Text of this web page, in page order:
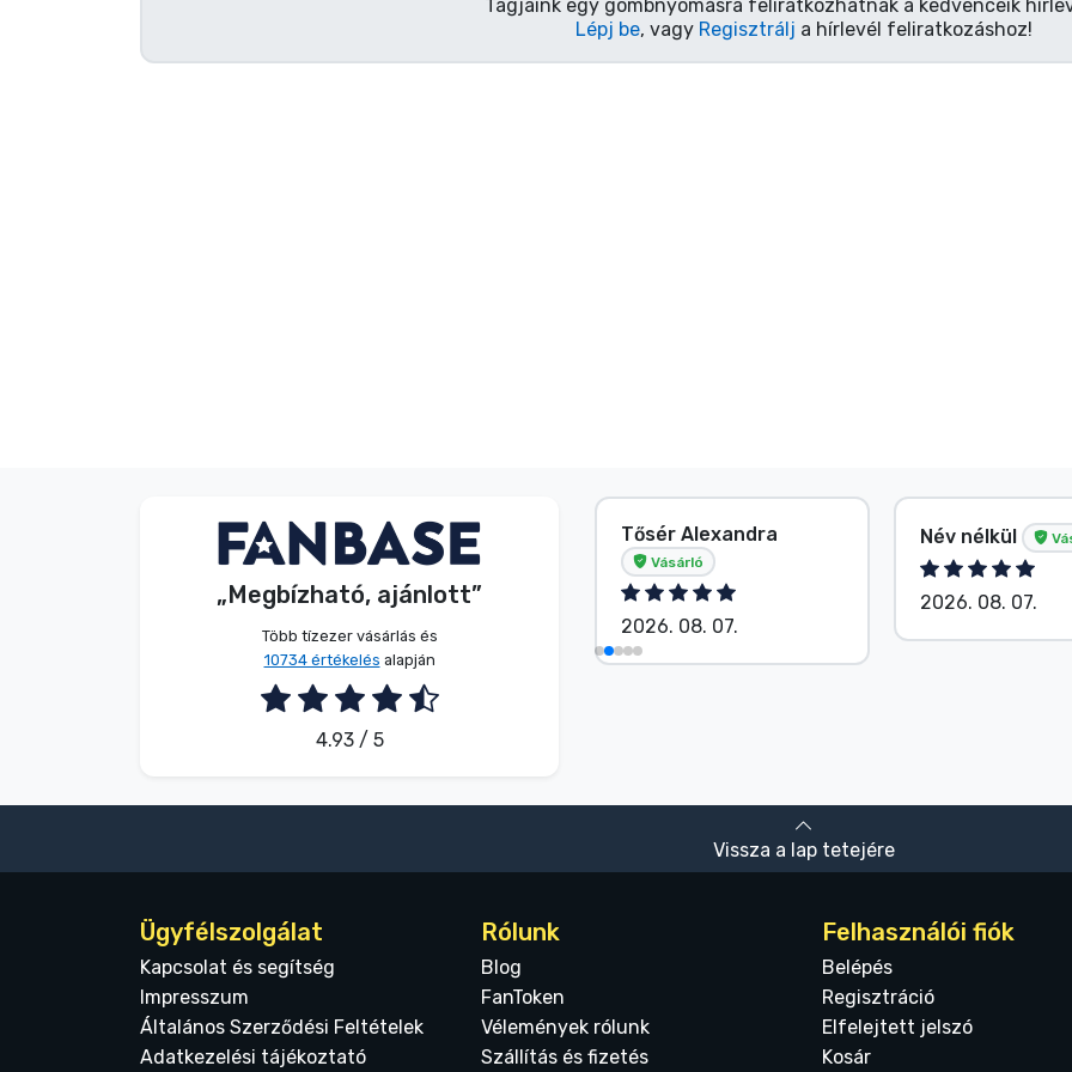
Tagjaink egy gombnyomásra feliratkozhatnak a kedvenceik
Lépj be, vagy Regisztrálj a hírlevél feliratkozáshoz!
„Megbízható, ajánlott”
Több tízezer vásárlás és
10734 értékelés alapján
4.93 / 5
S. Kevin Vásárló
2026. 08. 07.
Tősér Alexandra
Vásárló
2026. 08. 07.
Név nélkül
2026. 08. 07.
Vissza a lap tetejére
Ügyfélszolgálat
Kapcsolat és segítség
Impresszum
Általános Szerződési Feltételek
Adatkezelési tájékoztató
Rólunk
Blog
FanToken
Vélemények rólunk
Szállítás és fizetés
Felhasználói fiók
Belépés
Regisztráció
Elfelejtett jelszó
Kosár